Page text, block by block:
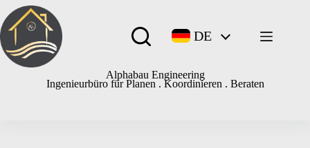
Zum
Inhalt
springen
Alphabau Engineering
Ingenieurbüro für Planen . Koordinieren . Beraten
DE